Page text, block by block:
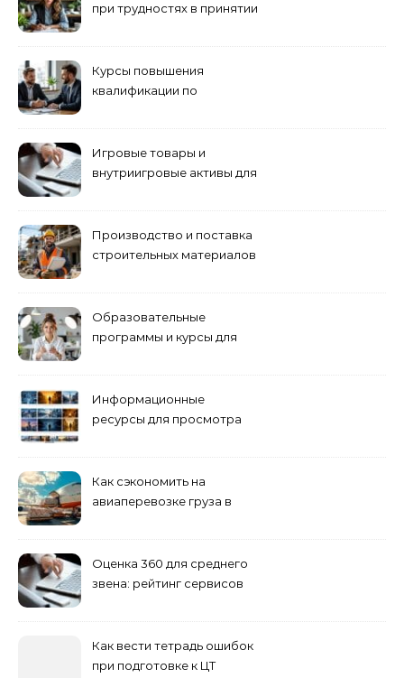
при трудностях в принятии
Курсы повышения
квалификации по
Игровые товары и
внутриигровые активы для
приобретения
Производство и поставка
строительных материалов
Образовательные
программы и курсы для
Информационные
ресурсы для просмотра
Как сэкономить на
авиаперевозке груза в
Оценка 360 для среднего
звена: рейтинг сервисов
Как вести тетрадь ошибок
при подготовке к ЦТ